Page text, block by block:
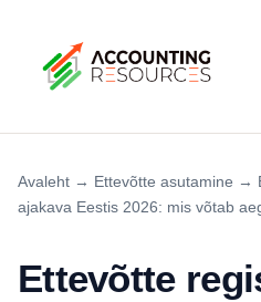
Avaleht → Ettevõtte asutamine →
ajakava Eestis 2026: mis võtab
Ettevõtte